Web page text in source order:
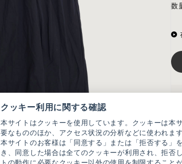
数
ア
ビ
T
ア
クッキー利用に関する確認
本サイトはクッキーを使用しています。クッキーは本
要なもののほか、アクセス状況の分析などに使われます
本サイトのお客様は「同意する」または「拒否する」
き、同意した場合は全てのクッキーが利用され、拒否